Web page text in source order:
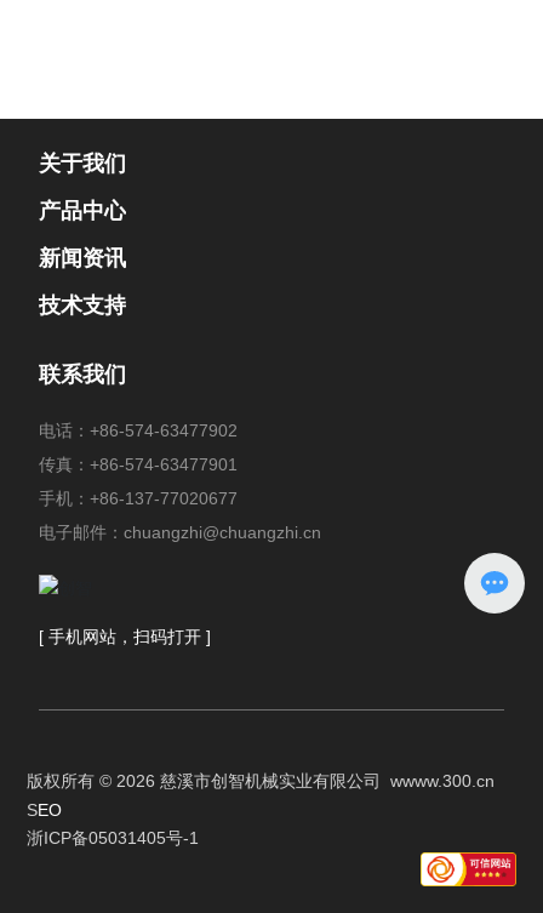
关于我们
产品中心
新闻资讯
技术支持
联系我们
电话：+86-574-63477902
传真：+86-574-63477901
手机：+86-137-77020677
电子邮件：chuangzhi@chuangzhi.cn
[ 手机网站，扫码打开 ]
版权所有 © 2026 慈溪市创智机械实业有限公司wwww.300.cn
SEO
浙ICP备05031405号-1